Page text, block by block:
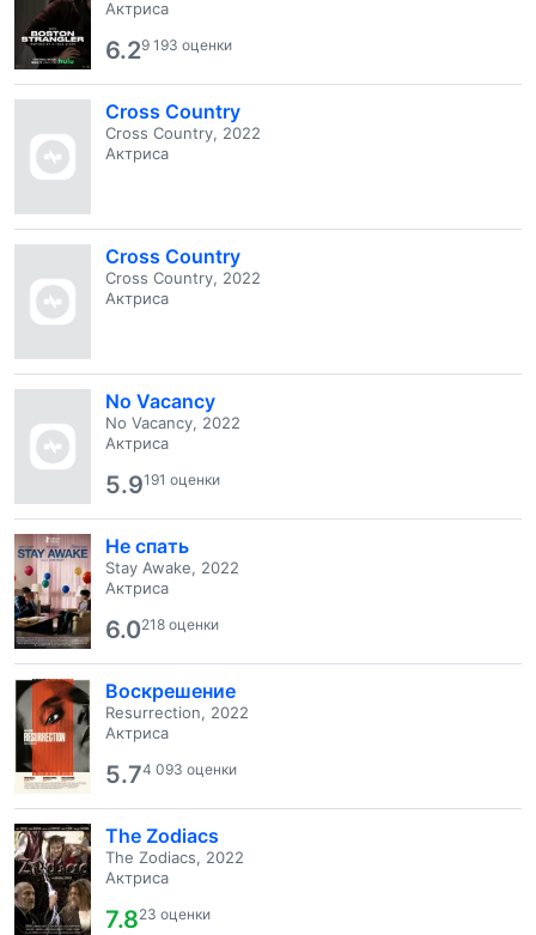
Актриса
6.29 193 оценки
Cross Country
Cross Country, 2022
Актриса
Cross Country
Cross Country, 2022
Актриса
No Vacancy
No Vacancy, 2022
Актриса
5.9191 оценки
Не спать
Stay Awake, 2022
Актриса
6.0218 оценки
Воскрешение
Resurrection, 2022
Актриса
5.74 093 оценки
The Zodiacs
The Zodiacs, 2022
Актриса
7.823 оценки